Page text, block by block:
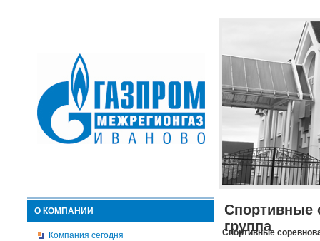
О КОМПАНИИ
Компания сегодня
Спортивные
группа
Спортивные